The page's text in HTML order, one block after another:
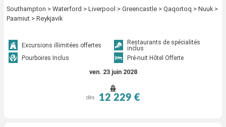
Southampton > Waterford > Liverpool > Greencastle > Qaqortoq > Nuuk >
Paamiut > Reykjavik
Excursions illimitées offertes
Restaurants de spécialités
inclus
Pourboires Inclus
Pré-nuit Hôtel Offerte
ven. 23 juin 2028
dès 12 229 €